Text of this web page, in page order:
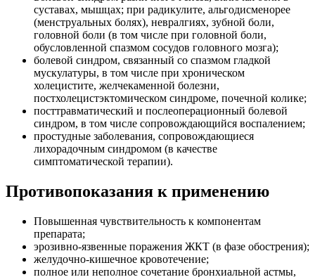
суставах, мышцах; при радикулите, альгодисменорее
(менструальных болях), невралгиях, зубной боли,
головной боли (в том числе при головной боли,
обусловленной спазмом сосудов головного мозга);
болевой синдром, связанный со спазмом гладкой
мускулатуры, в том числе при хроническом
холецистите, желчекаменной болезни,
постхолецистэктомическом синдроме, почечной колике;
посттравматический и послеоперационный болевой
синдром, в том числе сопровождающийся воспалением;
простудные заболевания, сопровождающиеся
лихорадочным синдромом (в качестве
симптоматической терапии).
Противопоказания к применению
Повышенная чувствительность к компонентам
препарата;
эрозивно-язвенные поражения ЖКТ (в фазе обострения);
желудочно-кишечное кровотечение;
полное или неполное сочетание бронхиальной астмы,